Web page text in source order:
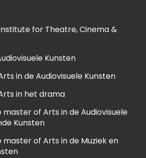
Institute for Theatre, Cinema &
Kunsten
in de Audiovisuele Kunsten
in het drama
of Arts in de Audiovisuele
Kunsten
of Arts in de Muziek en